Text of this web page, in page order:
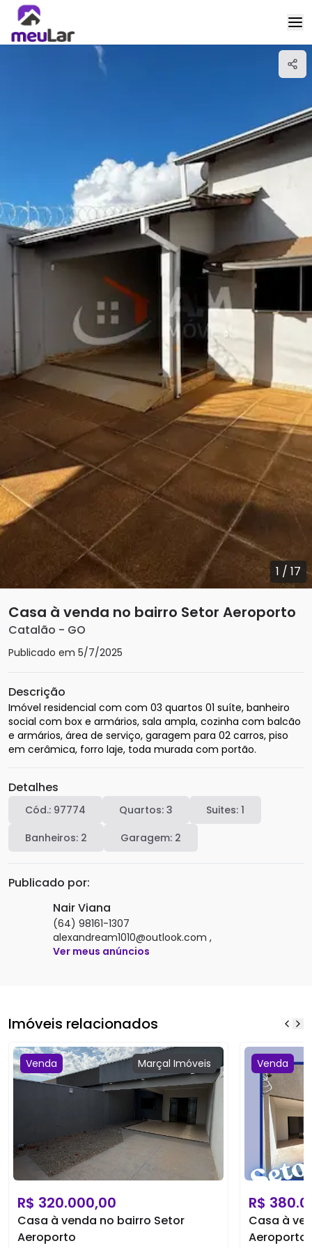
1 / 17
Casa à venda no bairro Setor Aeroporto
Catalão - GO
Publicado em 5/7/2025
Descrição
Imóvel residencial com com 03 quartos 01 suíte, banheiro
social com box e armários, sala ampla, cozinha com balcão
e armários, área de serviço, garagem para 02 carros, piso
em cerâmica, forro laje, toda murada com portão.
Detalhes
Cód.: 97774 Quartos: 3 Suites: 1
Banheiros: 2 Garagem: 2
Publicado por:
Nair Viana
(64) 98161-1307
alexandream1010@outlook.com ,
Ver meus anúncios
Venda Marçal Imóveis
R$ 320.000,00
Casa à venda no bairro Setor
Aeroporto
Venda
R$
Casa à
Aeroporto
Imóveis relacionados